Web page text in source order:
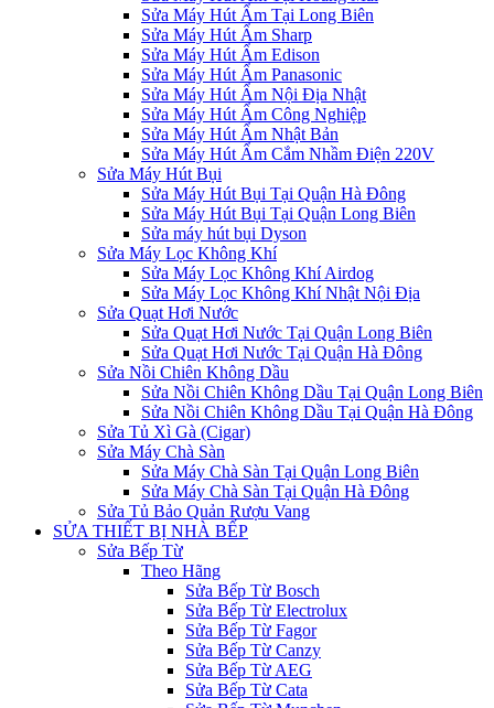
Sửa Máy Hút Ẩm Tại Long Biên
Sửa Máy Hút Ẩm Sharp
Sửa Máy Hút Ẩm Edison
Sửa Máy Hút Ẩm Panasonic
Sửa Máy Hút Ẩm Nội Địa Nhật
Sửa Máy Hút Ẩm Công Nghiệp
Sửa Máy Hút Ẩm Nhật Bản
Sửa Máy Hút Ẩm Cắm Nhầm Điện 220V
Sửa Máy Hút Bụi
Sửa Máy Hút Bụi Tại Quận Hà Đông
Sửa Máy Hút Bụi Tại Quận Long Biên
Sửa máy hút bụi Dyson
Sửa Máy Lọc Không Khí
Sửa Máy Lọc Không Khí Airdog
Sửa Máy Lọc Không Khí Nhật Nội Địa
Sửa Quạt Hơi Nước
Sửa Quạt Hơi Nước Tại Quận Long Biên
Sửa Quạt Hơi Nước Tại Quận Hà Đông
Sửa Nồi Chiên Không Dầu
Sửa Nồi Chiên Không Dầu Tại Quận Long Biên
Sửa Nồi Chiên Không Dầu Tại Quận Hà Đông
Sửa Tủ Xì Gà (Cigar)
Sửa Máy Chà Sàn
Sửa Máy Chà Sàn Tại Quận Long Biên
Sửa Máy Chà Sàn Tại Quận Hà Đông
Sửa Tủ Bảo Quản Rượu Vang
SỬA THIẾT BỊ NHÀ BẾP
Sửa Bếp Từ
Theo Hãng
Sửa Bếp Từ Bosch
Sửa Bếp Từ Electrolux
Sửa Bếp Từ Fagor
Sửa Bếp Từ Canzy
Sửa Bếp Từ AEG
Sửa Bếp Từ Cata